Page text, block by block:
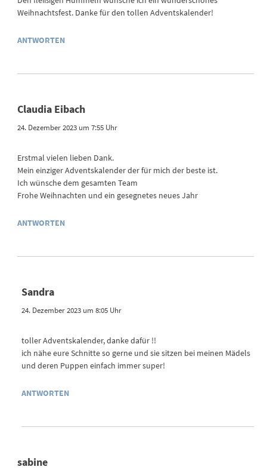
Weihnachtsfest. Danke für den tollen Adventskalender!
ANTWORTEN
Claudia Eibach
24. Dezember 2023 um 7:55 Uhr
Erstmal vielen lieben Dank.
Mein einziger Adventskalender der für mich der beste ist.
Ich wünsche dem gesamten Team
Frohe Weihnachten und ein gesegnetes neues Jahr
ANTWORTEN
Sandra
24. Dezember 2023 um 8:05 Uhr
toller Adventskalender, danke dafür !!
ich nähe eure Schnitte so gerne und sie sitzen bei meinen Mädels
und deren Puppen einfach immer super!
ANTWORTEN
sabine